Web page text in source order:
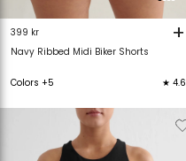
Navy Ribbed Midi Biker Shorts
399 kr +
Colors +5 ★ 4.6
verlanglijstje